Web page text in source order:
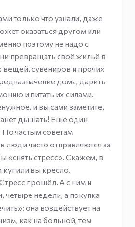
только что узнали, даже
оказаться другом или
поэтому не надо с
превращать своё жильё в
сувениров и прочих
дома, дарить
и питать их силами.
и вы сами заметите,
дышать! Ещё один
частым советам
люди часто отправляются за
«снять стресс». Скажем, в
купили вы кресло.
прошёл. А с ним и
четыре недели, а покупка
она воздействует на
как на больной, тем